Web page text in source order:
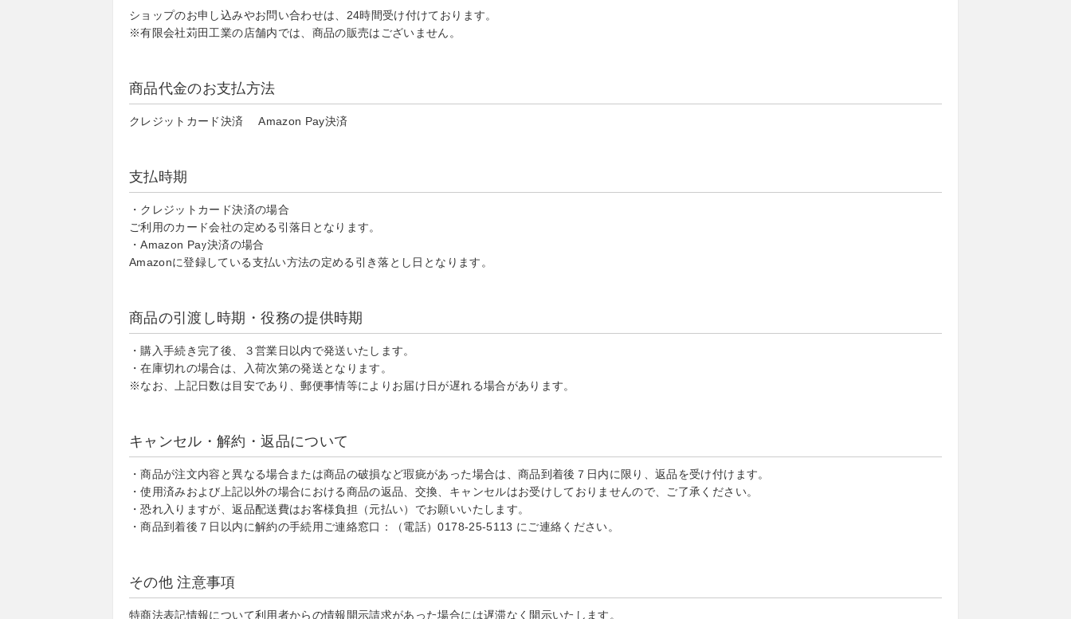
ショップのお申し込みやお問い合わせは、24時間受け付けております。
※有限会社苅田工業の店舗内では、商品の販売はございません。
商品代金のお支払方法
クレジットカード決済 Amazon Pay決済
支払時期
・クレジットカード決済の場合
ご利用のカード会社の定める引落日となります。
・Amazon Pay決済の場合
Amazonに登録している支払い方法の定める引き落とし日となります。
商品の引渡し時期・役務の提供時期
・購入手続き完了後、３営業日以内で発送いたします。
・在庫切れの場合は、入荷次第の発送となります。
※なお、上記日数は目安であり、郵便事情等によりお届け日が遅れる場合があります。
キャンセル・解約・返品について
・商品が注文内容と異なる場合または商品の破損など瑕疵があった場合は、商品到着後７日内に限り、返品を受け付けます。
・使用済みおよび上記以外の場合における商品の返品、交換、キャンセルはお受けしておりませんので、ご了承ください。
・恐れ入りますが、返品配送費はお客様負担（元払い）でお願いいたします。
・商品到着後７日以内に解約の手続用ご連絡窓口：（電話）0178-25-5113 にご連絡ください。
その他 注意事項
特商法表記情報について利用者からの情報開示請求があった場合には遅滞なく開示いたします。